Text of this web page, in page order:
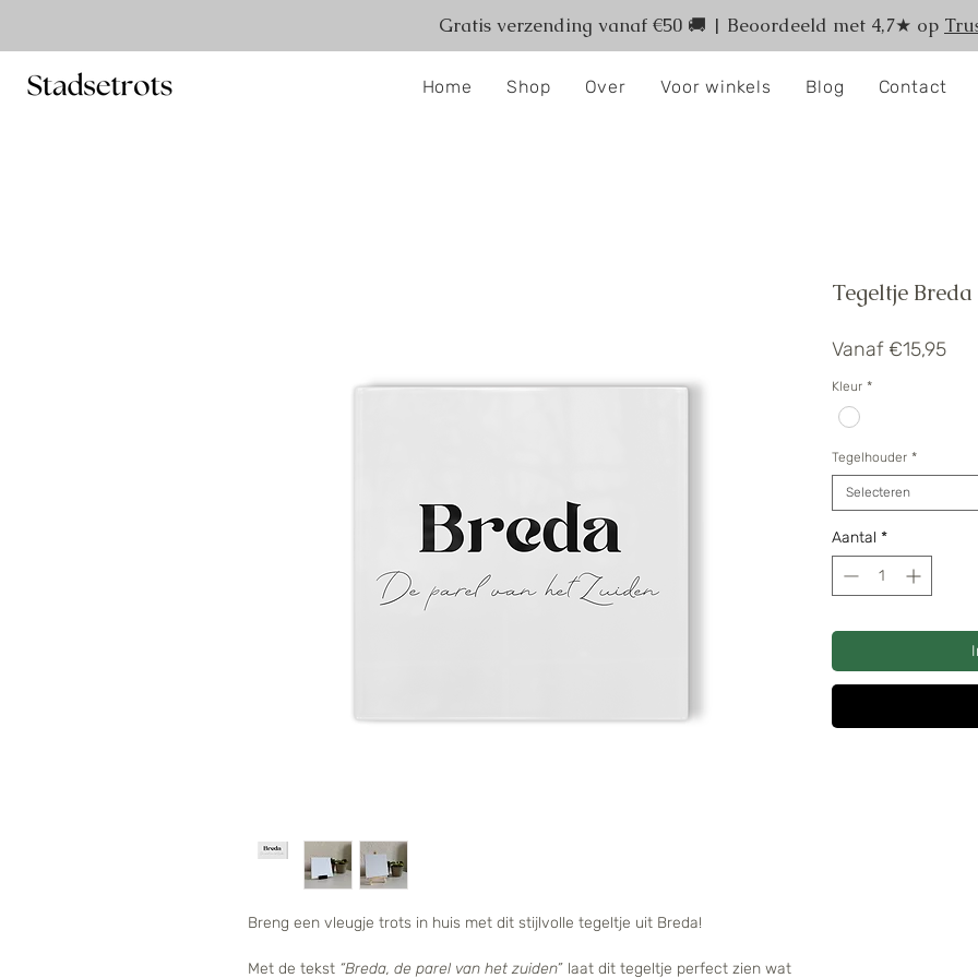
Gratis verzending vanaf €50 🚚 | Beoordeeld met 4,7★ op
Home Shop Over Voor winkels Blog Contact
Breng een vleugje trots in huis met dit stijlvolle tegeltje uit Breda!
Met de tekst “Breda, de parel van het zuiden” laat dit tegeltje perfect zien wat
Tegeltje
Vanaf €15,95
Kleur *
Tegelhouder *
Selecteren
Aantal *